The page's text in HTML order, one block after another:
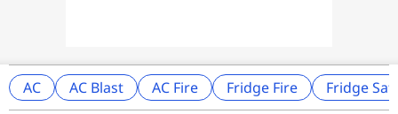
AC AC Blast AC Fire Fridge Fire Fridge